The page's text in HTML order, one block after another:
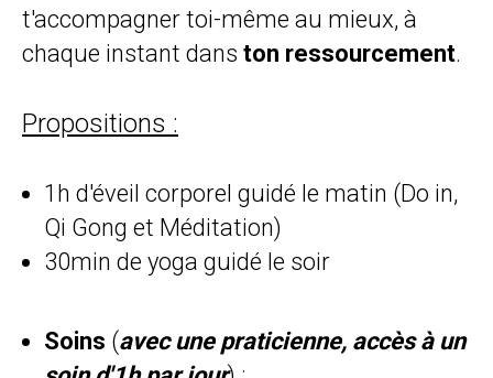
t'accompagner toi-même au mieux, à
chaque instant dans ton ressourcement.
Propositions :
1h d'éveil corporel guidé le matin (Do in,
Qi Gong et Méditation)
30min de yoga guidé le soir
Soins (avec une praticienne, accès à un